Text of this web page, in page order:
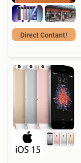
Direct Contant!